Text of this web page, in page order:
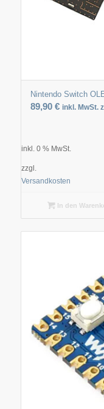
Nintendo Switch
89,90 € inkl. MwSt.
inkl. 0 % MwSt.
zzgl.
Versandkosten
In den